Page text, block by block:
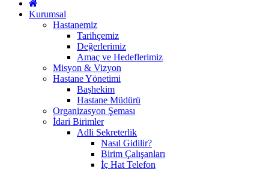
Kurumsal
Hastanemiz
Tarihçemiz
Değerlerimiz
Amaç ve Hedeflerimiz
Misyon & Vizyon
Hastane Yönetimi
Başhekim
Hastane Müdürü
Organizasyon Şeması
İdari Birimler
Adli Sekreterlik
Nasıl Gidilir?
Birim Çalışanları
İç Hat Telefon